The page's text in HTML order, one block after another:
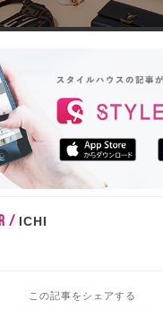
/ ICHI
この記事をシェアする